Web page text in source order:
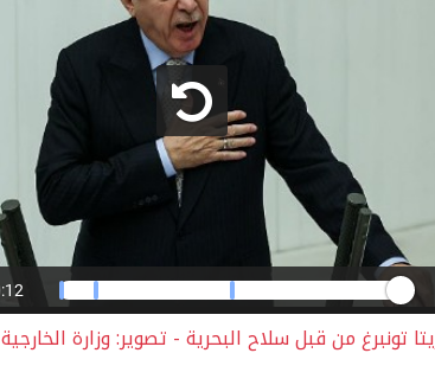
تونبرغ من قبل سلاح البحرية - تصوير: وزارة الخارجية